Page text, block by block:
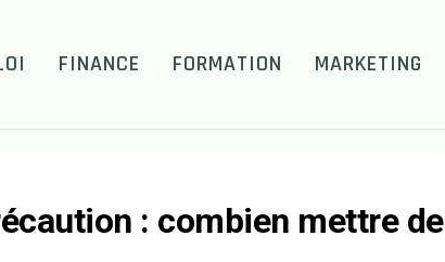
FINANCE FORMATION MARKETING
: combien mettre de